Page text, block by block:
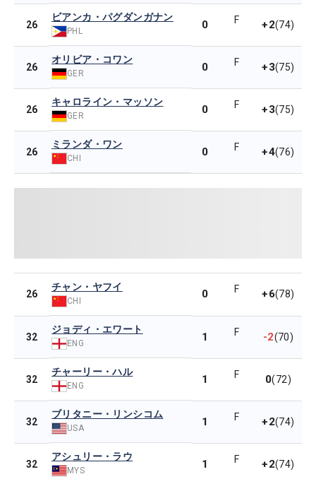
26
ビアンカ・パグダンガナン
PHL 0 F +2(74)
26
オリビア・コワン
GER 0 F +3(75)
26
キャロライン・マッソン
GER 0 F +3(75)
26
ミランダ・ワン
CHI 0 F +4(76)
26
チャン・ヤフイ
CHI
0 F +6(78)
32
ジョディ・エワート
ENG 1 F -2(70)
32
チャーリー・ハル
ENG 1 F 0(72)
32
ブリタニー・リンシコム
USA 1 F +2(74)
32
アシュリー・ラウ
MYS 1 F +2(74)